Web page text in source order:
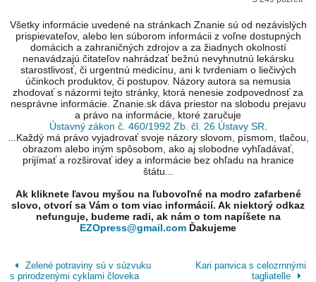
Všetky informácie uvedené na stránkach Znanie sú od nezávislých
prispievateľov, alebo len súborom informácii z voľne dostupných
domácich a zahraničných zdrojov a za žiadnych okolností
nenavádzajú čitateľov nahrádzať bežnú nevyhnutnú lekársku
starostlivosť, či urgentnú medicínu, ani k tvrdeniam o liečivých
účinkoch produktov, či postupov. Názory autora sa nemusia
zhodovať s názormi tejto stránky, ktorá nenesie zodpovednosť za
nesprávne informácie. Znanie.sk dáva priestor na slobodu prejavu
a právo na informácie, ktoré zaručuje
Ústavný zákon č. 460/1992 Zb. čl. 26 Ústavy SR
...Každý má právo vyjadrovať svoje názory slovom, písmom, tlačou,
obrazom alebo iným spôsobom, ako aj slobodne vyhľadávať,
prijímať a rozširovať idey a informácie bez ohľadu na hranice
štátu...
Ak kliknete ľavou myšou na ľubovoľné na modro zafarbené
slovo, otvorí sa Vám o tom viac informácií. Ak niektorý odkaz
nefunguje, budeme radi, ak nám o tom napíšete na
EZOpress@gmail.com Ďakujeme
Zelené potraviny sú v súzvuku
s prirodzenými cyklami človeka
Kari panvica s celozrnnými
tagliatelle